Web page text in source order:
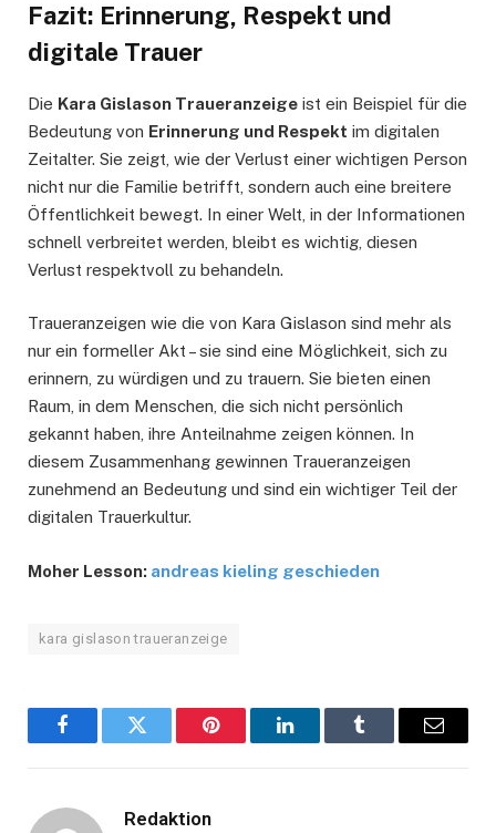
Fazit: Erinnerung, Respekt und
digitale Trauer
Die Kara Gislason Traueranzeige ist ein Beispiel für die
Bedeutung von Erinnerung und Respekt im digitalen
Zeitalter. Sie zeigt, wie der Verlust einer wichtigen Person
nicht nur die Familie betrifft, sondern auch eine breitere
Öffentlichkeit bewegt. In einer Welt, in der Informationen
schnell verbreitet werden, bleibt es wichtig, diesen
Verlust respektvoll zu behandeln.
Traueranzeigen wie die von Kara Gislason sind mehr als
nur ein formeller Akt – sie sind eine Möglichkeit, sich zu
erinnern, zu würdigen und zu trauern. Sie bieten einen
Raum, in dem Menschen, die sich nicht persönlich
gekannt haben, ihre Anteilnahme zeigen können. In
diesem Zusammenhang gewinnen Traueranzeigen
zunehmend an Bedeutung und sind ein wichtiger Teil der
digitalen Trauerkultur.
Moher Lesson: andreas kieling geschieden
kara gislason traueranzeige
FacebookTwitter Pinterest LinkedInTumblr Email
Redaktion